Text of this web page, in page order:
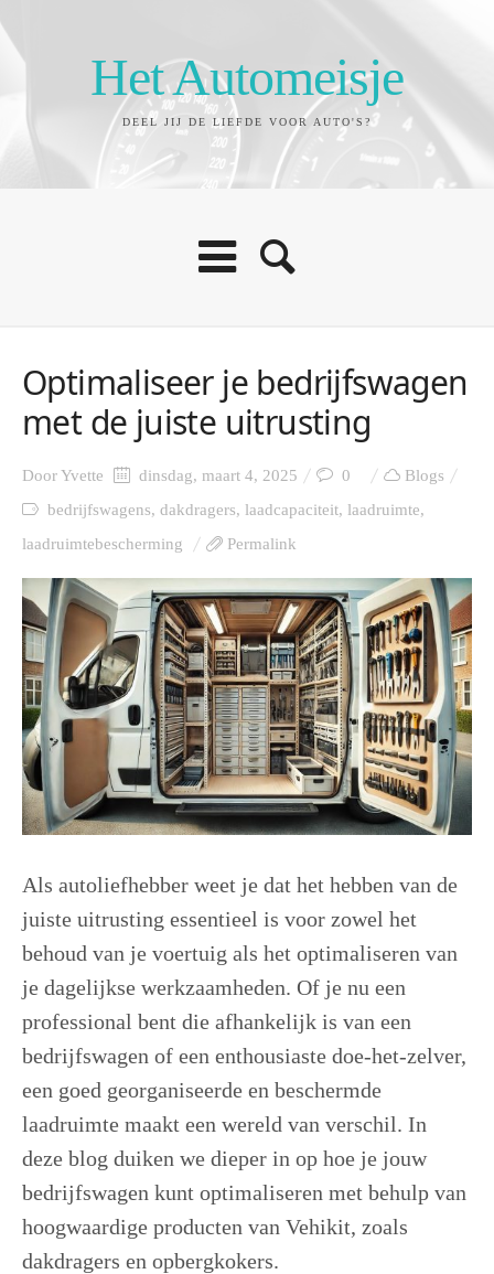
Het Automeisje
DEEL JIJ DE LIEFDE VOOR AUTO'S?
Optimaliseer je bedrijfswagen
met de juiste uitrusting
DoorYvette dinsdag, maart 4, 2025 0
Blogs
bedrijfswagens, dakdragers, laadcapaciteit, laadruimte,
laadruimtebescherming
Permalink
Als autoliefhebber weet je dat het hebben van de
juiste uitrusting essentieel is voor zowel het
behoud van je voertuig als het optimaliseren van
je dagelijkse werkzaamheden. Of je nu een
professional bent die afhankelijk is van een
bedrijfswagen of een enthousiaste doe-het-zelver,
een goed georganiseerde en beschermde
laadruimte maakt een wereld van verschil. In
deze blog duiken we dieper in op hoe je jouw
bedrijfswagen kunt optimaliseren met behulp van
hoogwaardige producten van Vehikit, zoals
dakdragers en opbergkokers.